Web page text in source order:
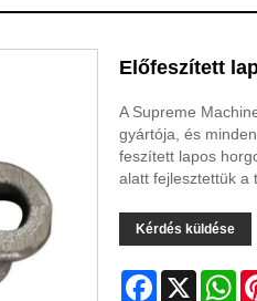
Előfeszített
A Supreme
gyártója, és
feszített lapos
alatt fejlesztettük a
Kérdés küldése
Facebook
X